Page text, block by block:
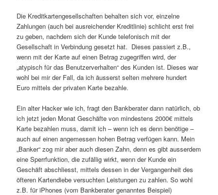
Die Kreditkartengesellschaften behalten sich vor, einzelne
Zahlungen (auch bei ausreichender Kreditlinie) schlicht erst frei
zu geben, nachdem sich der Kunde telefonisch mit der
Gesellschaft in Verbindung gesetzt hat. Dieses passiert z.B.,
wenn mit der Karte auf einen Betrag zugegriffen wird, der
„atypisch für das Benutzerverhalten“ des Kunden ist. Dieses war
wohl bei mir der Fall, da ich äusserst selten mehrere hundert
Euro mittels der privaten Karte bezahle.
Ein alter Hacker wie ich, fragt den Bankberater dann natürlich, ob
ich jetzt jeden Monat Geschäfte von mindestens 2000€ mittels
Karte bezahlen muss, damit ich – wenn ich es denn benötige –
auch auf einen angemessen hohen Betrag verfügen kann. Mein
„Banker“ zog mir aber auch diesen Zahn, denn es gibt ausserdem
eine Sperrfunktion, die zufällig wirkt, wenn der Kunde ein
Geschäft abschliesst, mittels dessen in der Vergangenheit des
öfteren Kartendiebe versuchten Leistungen zu zahlen. So wohl
z.B. für iPhones (vom Bankberater genanntes Beispiel)